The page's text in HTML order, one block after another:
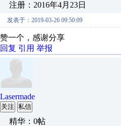
注册：2016年4月23日
发表于：2019-03-26 09:50:09
赞一个，感谢分享
回复 引用 举报
Lasermade
关注 私信
精华：0帖